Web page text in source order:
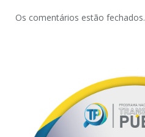
Os comentários estão fechados.